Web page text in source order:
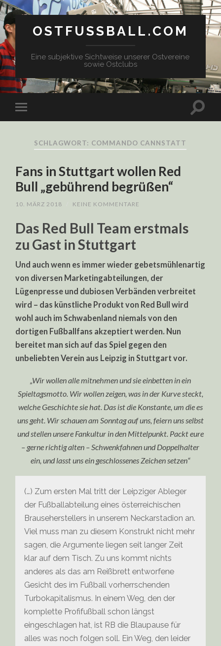
OSTFUSSBALL.COM
Eine subjektive Sichtweise unserer Ostvereine
sowie Ostclubs
SCHLAGWORT: COMMANDO CANNSTATT
Fans in Stuttgart wollen Red
Bull „gebührend begrüßen“
10. MÄRZ 2018 KEINE KOMMENTARE
Das Red Bull Team erstmals
zu Gast in Stuttgart
Und auch wenn es immer wieder gebetsmühlenartig
von diversen Marketingabteilungen, der
Lügenpresse und dubiosen Verbänden verbreitet
wird – das künstliche Produkt von Red Bull wird
wohl auch im Schwabenland niemals von den
dortigen Fußballfans akzeptiert werden. Nun
bereitet man sich auf das Spiel gegen den
unbeliebten Verein aus Leipzig in Stuttgart vor.
„Wir wollen alle mitnehmen und sie einbetten in ein
Spieltagsmotto. Wir wollen zeigen, was in der Kurve steckt,
welche Geschichte sie hat. Das ist die Konstante, um die es
uns geht. Wir schauen am Sonntag auf uns, feiern uns selbst
und stellen unsere Fankultur in den Mittelpunkt. Packt eure
– gerne richtig alten – Schwenkfahnen und Doppelhalter
ein, und lasst uns ein geschlossenes Zeichen setzen“
(…) Zum ersten Mal tritt der Leipziger Ableger
der Fußballabteilung eines österreichischen
Brauseherstellers in unserem Neckarstadion an.
Viel muss man zu diesem Konstrukt nicht mehr
sagen, die Argumente liegen seit langer Zeit
klar auf dem Tisch. Zu uns kommt nichts
anderes als das am Reißbrett entworfene
Gesicht des im Fußball vorherrschenden
Turbokapitalismus. In einem Weg, den der
komplette Profifußball schon längst
eingeschlagen hat, ist RB die Blaupause für
alles was noch folgen soll. Ein Weg, den leider